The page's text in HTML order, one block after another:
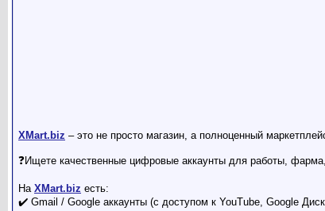
XMart.biz – это не просто магазин, а полноценный
❓Ищете качественные цифровые аккаунты для работы,
На XMart.biz есть:
✔️ Gmail / Google аккаунты (с доступом к YouTube, Google